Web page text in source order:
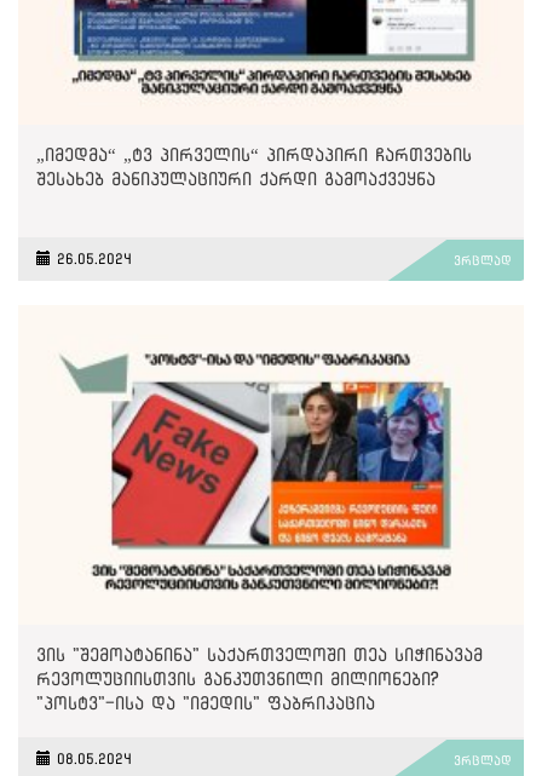
„იმედმა“ „ტვ პირველის“ პირდაპირი ჩართვების
შესახებ მანიპულაციური ქარდი გამოაქვეყნა
26.05.2024 ვრცლად
ვის "შემოატანინა" საქართველოში თეა სიჭინავამ
რევოლუციისთვის განკუთვნილი მილიონები?
"პოსტვ"-ისა და "იმედის" ფაბრიკაცია
08.05.2024 ვრცლად